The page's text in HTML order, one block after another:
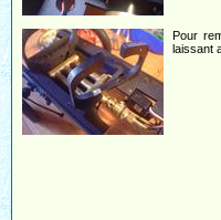
Pour
laissant